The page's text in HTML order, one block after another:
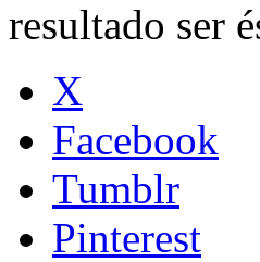
resultado ser
X
Facebook
Tumblr
Pinterest